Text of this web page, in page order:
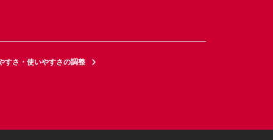
すさ・使いやすさの調整